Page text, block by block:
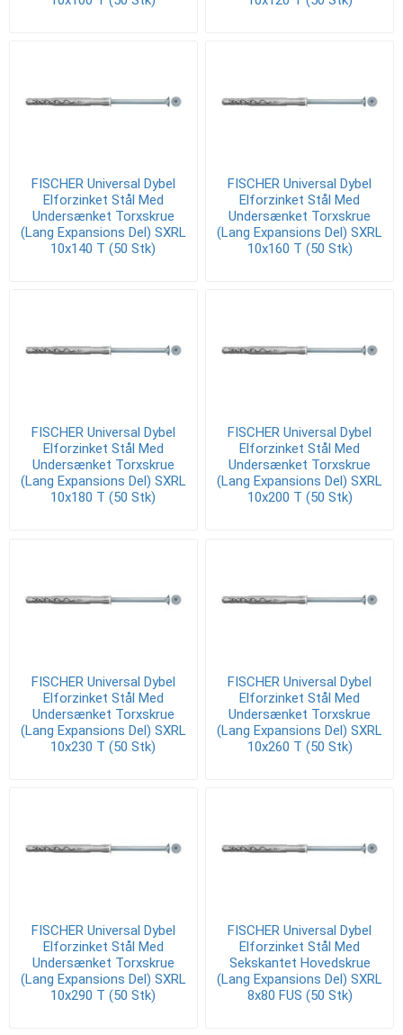
FISCHER Universal Dybel
Elforzinket Stål Med
Undersænket Torxskrue
(Lang Expansions Del) SXRL
10x140 T (50 Stk)
FISCHER Universal Dybel
Elforzinket Stål Med
Undersænket Torxskrue
(Lang Expansions Del) SXRL
10x160 T (50 Stk)
FISCHER Universal Dybel
Elforzinket Stål Med
Undersænket Torxskrue
(Lang Expansions Del) SXRL
10x180 T (50 Stk)
FISCHER Universal Dybel
Elforzinket Stål Med
Undersænket Torxskrue
(Lang Expansions Del) SXRL
10x200 T (50 Stk)
FISCHER Universal Dybel
Elforzinket Stål Med
Undersænket Torxskrue
(Lang Expansions Del) SXRL
10x230 T (50 Stk)
FISCHER Universal Dybel
Elforzinket Stål Med
Undersænket Torxskrue
(Lang Expansions Del) SXRL
10x260 T (50 Stk)
FISCHER Universal Dybel
Elforzinket Stål Med
Undersænket Torxskrue
(Lang Expansions Del) SXRL
10x290 T (50 Stk)
FISCHER Universal Dybel
Elforzinket Stål Med
Sekskantet Hovedskrue
(Lang Expansions Del) SXRL
8x80 FUS (50 Stk)